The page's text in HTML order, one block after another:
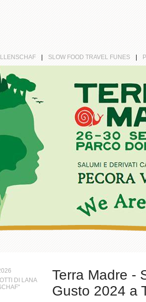
SLOW FOOD TRAVEL FUNES
DI LANA
Terra Madre -
Gusto 2024 a